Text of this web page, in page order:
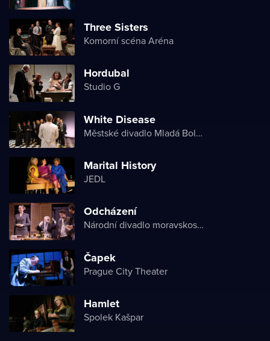
Three Sisters
Komorní scéna Aréna
Hordubal
Studio G
White Disease
Městské divadlo Mladá Boleslav
Marital History
JEDL
Odcházení
Národní divadlo moravskoslezské
Čapek
Prague City Theater
Hamlet
Spolek Kašpar